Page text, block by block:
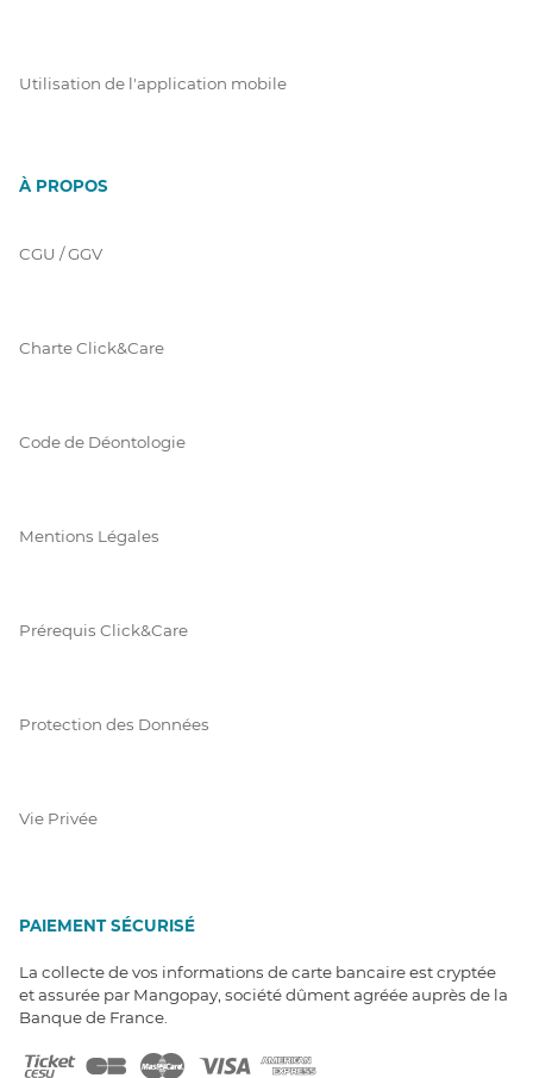
Utilisation de l'application mobile
À PROPOS
CGU / GGV
Charte Click&Care
Code de Déontologie
Mentions Légales
Prérequis Click&Care
Protection des Données
Vie Privée
PAIEMENT SÉCURISÉ
La collecte de vos informations de carte bancaire est cryptée
et assurée par Mangopay, société dûment agréée auprès de la
Banque de France.